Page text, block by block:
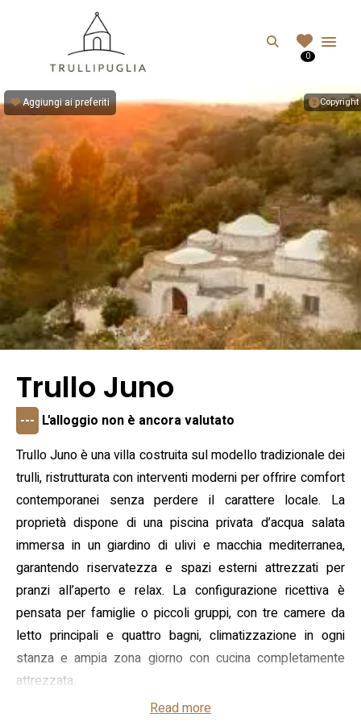
Search
0
Copyright
Aggiungi ai preferiti
Trullo Juno
--- L'alloggio non è ancora valutato
Trullo Juno è una villa costruita sul modello tradizionale dei
trulli, ristrutturata con interventi moderni per offrire comfort
contemporanei senza perdere il carattere locale. La
proprietà dispone di una piscina privata d’acqua salata
immersa in un giardino di ulivi e macchia mediterranea,
garantendo riservatezza e spazi esterni attrezzati per
pranzi all’aperto e relax. La configurazione ricettiva è
pensata per famiglie o piccoli gruppi, con tre camere da
letto principali e quattro bagni, climatizzazione in ogni
stanza e ampia zona giorno con cucina completamente
attrezzata.
La distribuzione interna comprende una soluzione “trullo”
Read more